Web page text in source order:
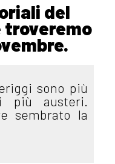
del
troveremo
sono più
più austeri.
sembrato la